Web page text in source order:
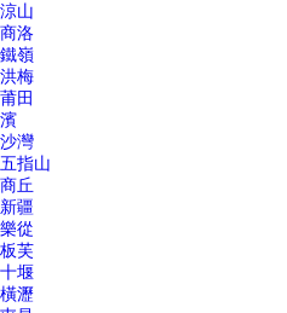
涼山
商洛
鐵嶺
洪梅
莆田
濱
沙灣
五指山
商丘
新疆
樂從
板芙
十堰
橫瀝